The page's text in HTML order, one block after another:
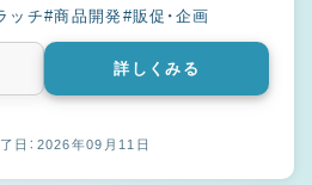
ッチ#商品開発#販促・企画
詳しくみる
日：2026年09月11日